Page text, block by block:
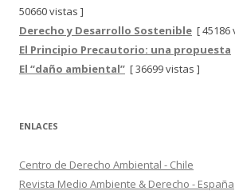
50660 vistas ]
Derecho y Desarrollo Sostenible [ 45186
El Principio Precautorio: una propuesta
El “daño ambiental” [ 36699 vistas ]
ENLACES
Centro de Derecho Ambiental - Chile
Revista Medio Ambiente & Derecho - España